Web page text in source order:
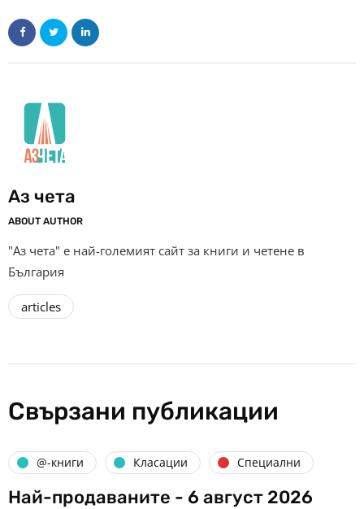
Аз чета
ABOUT AUTHOR
"Аз чета" е най-големият сайт за книги и четене в
България
articles
Свързани публикации
@-книги Класации Специални
Най-продаваните - 6 август 2026